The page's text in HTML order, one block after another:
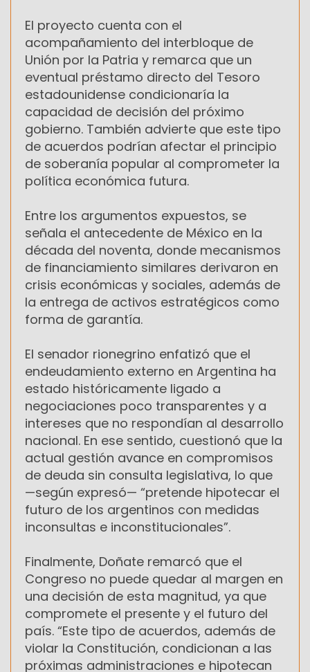
El proyecto cuenta con el
acompañamiento del interbloque de
Unión por la Patria y remarca que un
eventual préstamo directo del Tesoro
estadounidense condicionaría la
capacidad de decisión del próximo
gobierno. También advierte que este tipo
de acuerdos podrían afectar el principio
de soberanía popular al comprometer la
política económica futura.
Entre los argumentos expuestos, se
señala el antecedente de México en la
década del noventa, donde mecanismos
de financiamiento similares derivaron en
crisis económicas y sociales, además de
la entrega de activos estratégicos como
forma de garantía.
El senador rionegrino enfatizó que el
endeudamiento externo en Argentina ha
estado históricamente ligado a
negociaciones poco transparentes y a
intereses que no respondían al desarrollo
nacional. En ese sentido, cuestionó que la
actual gestión avance en compromisos
de deuda sin consulta legislativa, lo que
—según expresó— “pretende hipotecar el
futuro de los argentinos con medidas
inconsultas e inconstitucionales”.
Finalmente, Doñate remarcó que el
Congreso no puede quedar al margen en
una decisión de esta magnitud, ya que
compromete el presente y el futuro del
país. “Este tipo de acuerdos, además de
violar la Constitución, condicionan a las
próximas administraciones e hipotecan